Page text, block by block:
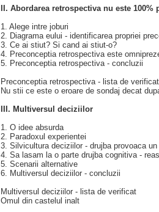
II. Abordarea retrospectiva nu este 100%
1. Alege intre joburi
2. Diagrama eului - identificarea propriei
3. Ce ai stiut? Si cand ai stiut-o?
4. Preconceptia retrospectiva este
5. Preconceptia retrospectiva - concluzii
Preconceptia retrospectiva - lista de verificat
Nu stii ce este o eroare de sondaj decat
III. Multiversul deciziilor
1. O idee absurda
2. Paradoxul experientei
3. Silvicultura deciziilor - drujba provoaca
4. Sa lasam la o parte drujba cognitiva -
5. Scenarii alternative
6. Multiversul deciziilor - concluzii
Multiversul deciziilor - lista de verificat
Omul din castelul inalt